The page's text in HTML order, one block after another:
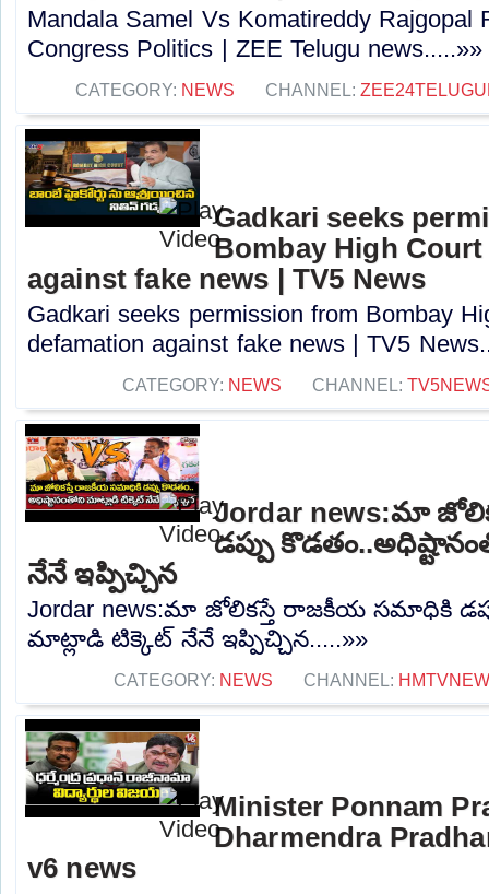
Mandala Samel Vs Komatireddy Rajgopal
Congress Politics | ZEE Telugu news.....»»
CATEGORY: NEWS CHANNEL:
Gadkari seeks
Bombay High
against fake news | TV5 News
Gadkari seeks permission from Bombay
defamation against fake news | TV5
CATEGORY: NEWS CHANNEL:
Jordar news:మా
డప్పు
నేనే ఇప్పిచ్చిన
Jordar news:మా జోలికస్తే రాజకీయ సమాధికి
మాట్లాడి టిక్కెట్ నేనే ఇప్పిచ్చిన.....»»
CATEGORY: NEWS CHANNEL:
Minister Ponnam
Dharmendra
v6 news